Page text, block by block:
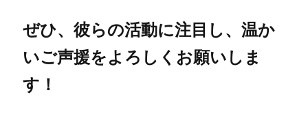
ぜひ、彼らの活動に注目し、温か
いご声援をよろしくお願いしま
す！